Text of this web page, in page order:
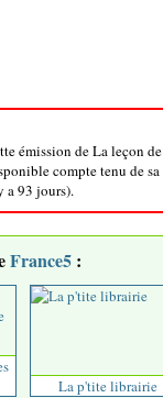
émission de La leçon de
compte tenu de sa
a 93 jours).
France5 :
La p'tite librairie